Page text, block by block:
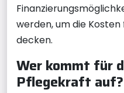
werden, um die
decken.
Wer kommt für
Pflegekraft auf?